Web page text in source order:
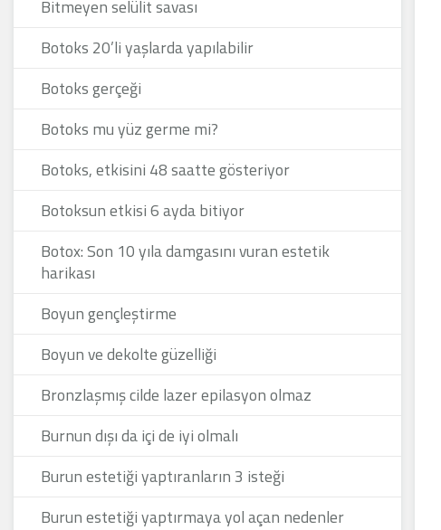
Bitmeyen selülit savası
Botoks 20’li yaşlarda yapılabilir
Botoks gerçeği
Botoks mu yüz germe mi?
Botoks, etkisini 48 saatte gösteriyor
Botoksun etkisi 6 ayda bitiyor
Botox: Son 10 yıla damgasını vuran estetik
harikası
Boyun gençleştirme
Boyun ve dekolte güzelliği
Bronzlaşmış cilde lazer epilasyon olmaz
Burnun dışı da içi de iyi olmalı
Burun estetiği yaptıranların 3 isteği
Burun estetiği yaptırmaya yol açan nedenler